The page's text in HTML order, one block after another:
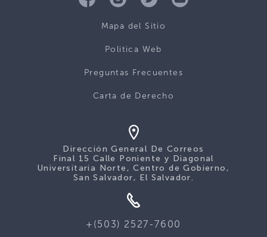
Mapa del Sitio
Politica Web
Preguntas Frecuentes
Carta de Derecho
Dirección General De Correos
Final 15 Calle Poniente y Diagonal
Universitaria Norte, Centro de Gobierno,
San Salvador, El Salvador.
+(503) 2527-7600